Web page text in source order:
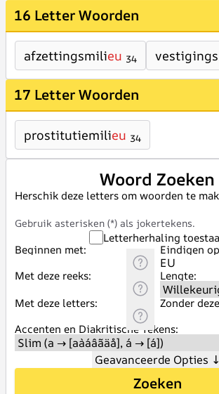
16 Letter Woorden
afzettingsmilieu 34
17 Letter Woorden
prostitutiemilieu 34
Woord Zoeken
Herschik deze letters om woorden te
Gebruik asterisken (*) als jokertekens.
Letterherhaling
Beginnen met:
Eindigen
Met deze reeks:
Lengte:
Met deze letters:
Zonder
Accenten en Diakritische Tekens:
Geavanceerde Opties ↓
Zoeken